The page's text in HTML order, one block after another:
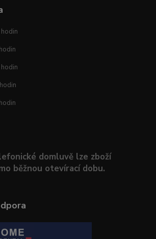
domluvě lze zboží
běžnou otevírací dobu.